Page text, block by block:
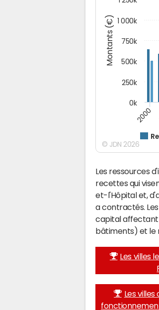
Montants (€)
2000
0k
250k
500k
750k
1 000k
© JDN 2026
Les ressources
recettes qui
et-l'Hôpital et,
a contractés.
capital affectant
bâtiments) et le
Les villes
Les villes